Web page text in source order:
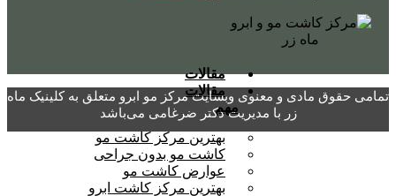
مقالات
مقالات
مهم
بهترین مرکز کاشت مو
کاشت مو بدون جراحی
عوارض کاشت مو
بهترین مرکز کاشت ابرو
تمامی حقوق مادی و معنوی وبسایت مرکز مو ابرو متعلق به کلینیک ماه
زر با مدیریت دکتر ضرغامی می‌باشد